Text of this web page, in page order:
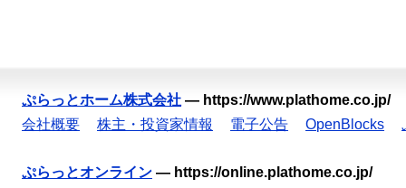
ぷらっとホーム株式会社 — https://www.plathome.co.jp/
会社概要
株主・投資家情報 電子公告 OpenBlocks
ぷらっとオンライン — https://online.plathome.co.jp/